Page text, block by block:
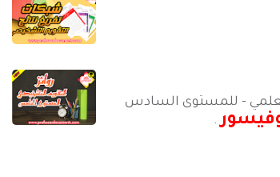
- للمستوى السادس
.